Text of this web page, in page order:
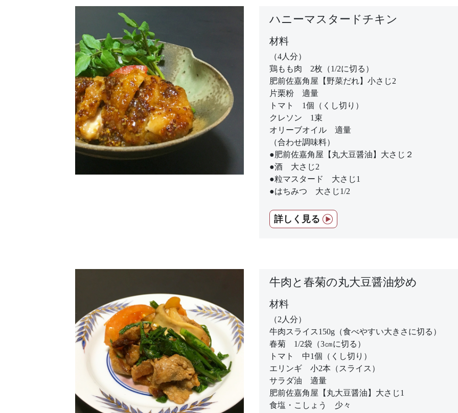
ハニーマスタードチキン
材料
（4人分）
鶏もも肉 2枚（1/2に切る）
肥前佐嘉角屋【野菜だれ】小さじ2
片栗粉 適量
トマト 1個（くし切り）
クレソン 1束
オリーブオイル 適量
（合わせ調味料）
●肥前佐嘉角屋【丸大豆醤油】大さじ２
●酒 大さじ2
●粒マスタード 大さじ1
●はちみつ 大さじ1/2
詳しく見る
牛肉と春菊の丸大豆醤油炒め
材料
（2人分）
牛肉スライス150g（食べやすい大きさに切る）
春菊 1/2袋（3㎝に切る）
トマト 中1個（くし切り）
エリンギ 小2本（スライス）
サラダ油 適量
肥前佐嘉角屋【丸大豆醤油】大さじ1
食塩・こしょう 少々